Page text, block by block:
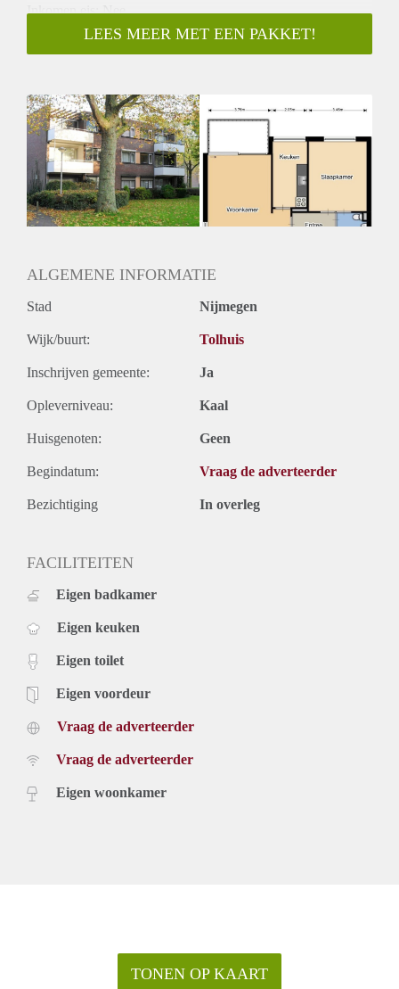
Inkomen eis: Nee
Garantiestelling mogelijk: Nee
Borg: 1 Maand
Huisdieren toegestaan: Afhankelijk van de Eigenaar
Huurtoeslag grens: Ja
Geschikt voor studenten: Afhankelijk van de Eigenaar
LEES MEER MET EEN PAKKET!
ALGEMENE INFORMATIE
Stad Nijmegen
Wijk/buurt: Tolhuis
Inschrijven gemeente: Ja
Opleverniveau: Kaal
Huisgenoten: Geen
Begindatum: Vraag de adverteerder
Bezichtiging In overleg
FACILITEITEN
Eigen badkamer
Eigen keuken
Eigen toilet
Eigen voordeur
Vraag de adverteerder
Vraag de adverteerder
Eigen woonkamer
TONEN OP KAART